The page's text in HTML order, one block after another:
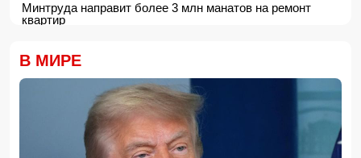
Минтруда направит более 3 млн манатов на ремонт
квартир
Сформирована структура Совета по медиа и вещанию
Пожар в историческом здании в Баку потушен
16:16, 07.08.2026
В Испании ликвидировали перевозившую мигрантов
группировку
В МИРЕ